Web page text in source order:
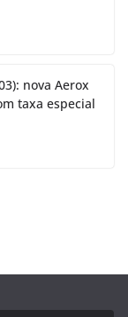
nova Aerox
taxa especial